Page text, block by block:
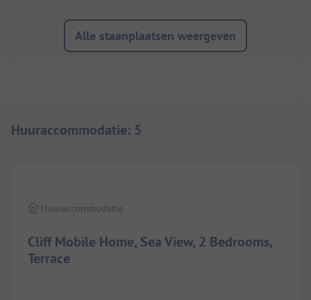
Alle staanplaatsen weergeven
Huuraccommodatie: 5
Cliff Mobile Home, Sea View, 2 Bedrooms,
Terrace
Huuraccommodatie